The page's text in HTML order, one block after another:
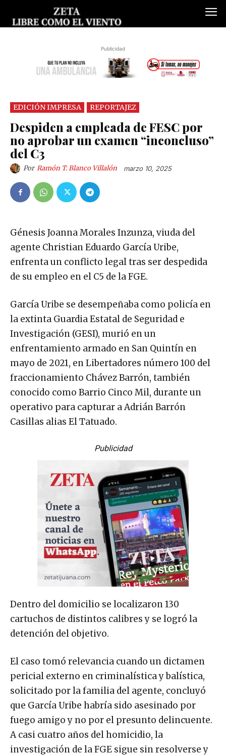
Publicidad
EDICIÓN IMPRESA REPORTAJEZ
Despiden a empleada de FESC por
no aprobar un examen “inconcluso”
del C3
Por Ramón T. Blanco Villalón marzo 10, 2025
Génesis Joanna Morales Inzunza, viuda del
agente Christian Eduardo García Uribe,
enfrenta un conflicto legal tras ser despedida
de su empleo en el C5 de la FGE.
García Uribe se desempeñaba como policía en
la extinta Guardia Estatal de Seguridad e
Investigación (GESI), murió en un
enfrentamiento armado en San Quintín en
mayo de 2021, en Libertadores número 100 del
fraccionamiento Chávez Barrón, también
conocido como Barrio Cinco Mil, durante un
operativo para capturar a Adrián Barrón
Casillas alias El Tatuado.
Publicidad
Dentro del domicilio se localizaron 130
cartuchos de distintos calibres y se logró la
detención del objetivo.
El caso tomó relevancia cuando un dictamen
pericial externo en criminalística y balística,
solicitado por la familia del agente, concluyó
que García Uribe habría sido asesinado por
fuego amigo y no por el presunto delincuente.
A casi cuatro años del homicidio, la
investigación de la FGE sigue sin resolverse y